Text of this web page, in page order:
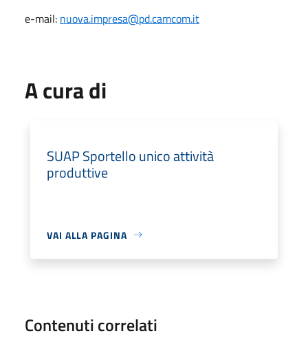
e-mail: nuova.impresa@pd.camcom.it
A cura di
SUAP Sportello unico attività
produttive
VAI ALLA PAGINA
Contenuti correlati